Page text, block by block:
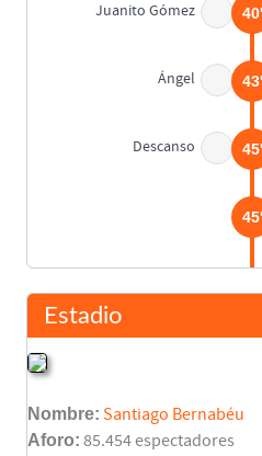
Juanito Gómez 40'
Ángel 43'
Descanso 45'
45'
Stielike
Estadio
Nombre: Santiago Bernabéu
Aforo: 85.454 espectadores